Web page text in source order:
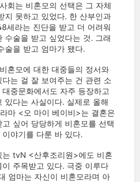
회는 비혼모의 선택은 그 자체
지 못하고 있었다. 한 산부인과
세라는 진단을 받고 더 어려워
수술을 받고 싶었다는 것. 그래
술을 받고 엄마가 됐다.
혼모에 대한 대중들의 정서와
는 걸 잘 보여주는 건 관련 소
중문화에서도 자주 등장하고
있다는 사실이다. 실제로 올해
마 <오 마이 베이비>는 결혼은
싶어 당당하게 비혼모를 선택
야기를 다룬 바 있다.
는 tvN <산후조리원>에도 비혼
주목받고 있다. 극중 이루다
엄마는 자신이 비혼모라며 아